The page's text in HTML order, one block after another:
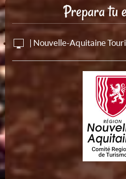
Prepara tu
| Nouvelle-Aquitaine